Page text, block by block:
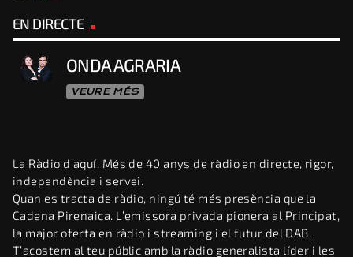
EN DIRECTE
ONDA AGRARIA
VEURE MÉS
La Ràdio d’aquí. Més de 40 anys de ràdio en directe, rigor,
independència i servei.
Quan es tracta de ràdio, ningú té més presència que la
Cadena Pirenaica. L’emissora privada pionera al Principat,
la major oferta en ràdio i streaming i el futur del DAB.
T’acostem al teu públic amb la ràdio generalista líder i les